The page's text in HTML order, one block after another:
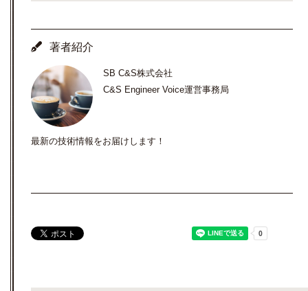
著者紹介
SB C&S株式会社
C&S Engineer Voice運営事務局
最新の技術情報をお届けします！